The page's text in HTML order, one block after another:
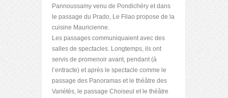
Pannoussamy venu de Pondichéry et dans
le passage du Prado, Le Filao propose de la
cuisine Mauricienne.
Les passages communiquaient avec des
salles de spectacles. Longtemps, ils ont
servis de promenoir avant, pendant (à
l’entracte) et après le spectacle comme le
passage des Panoramas et le théâtre des
Variétés, le passage Choiseul et le théâtre